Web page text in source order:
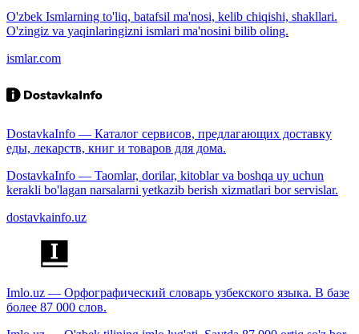
O'zbek Ismlarning to'liq, batafsil ma'nosi, kelib chiqishi, shakllari.
O'zingiz va yaqinlaringizni ismlari ma'nosini bilib oling.
ismlar.com
DostavkaInfo — Каталог сервисов, предлагающих доставку
еды, лекарств, книг и товаров для дома.
DostavkaInfo — Taomlar, dorilar, kitoblar va boshqa uy uchun
kerakli bo'lagan narsalarni yetkazib berish xizmatlari bor servislar.
dostavkainfo.uz
Imlo.uz — Орфографический словарь узбекского языка. В базе
более 87 000 слов.